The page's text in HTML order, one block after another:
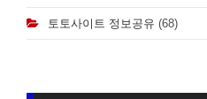
토토사이트 정보공유 (68)